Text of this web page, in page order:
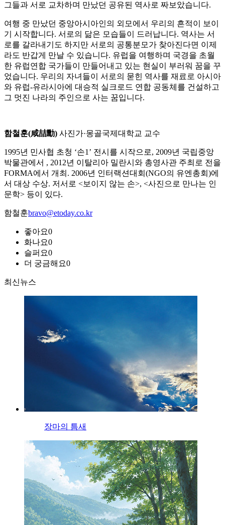
그들과 서로 교차하며 만났던 공유된 역사로 짜보았습니다.
여행 중 만났던 중앙아시아인의 외모에서 우리의 흔적이 보이
기 시작합니다. 서로의 닮은 모습들이 드러납니다. 역사는 서
로를 갈라내기도 하지만 서로의 공통분모가 찾아진다면 이제
라도 반갑게 만날 수 있습니다. 유럽을 여행하며 국경을 초월
한 유럽연합 국가들이 만들어내고 있는 현실이 부러워 꿈을 꾸
었습니다. 우리의 자녀들이 서로의 묻힌 역사를 재료로 아시아
와 유럽-유라시아에 대승적 실크로드 연합 공동체를 건설하고
그 멋진 나라의 주인으로 사는 꿈입니다.
함철훈(咸喆勳) 사진가·몽골국제대학교 교수
1995년 민사협 초청 ‘손1’ 전시를 시작으로, 2009년 국립중앙
박물관에서 , 2012년 이탈리아 밀란시와 총영사관 주최로 전을
FORMA에서 개최. 2006년 인터랙션대회(NGO의 유엔총회)에
서 대상 수상. 저서로 <보이지 않는 손>, <사진으로 만나는 인
문학> 등이 있다.
함철훈bravo@etoday.co.kr
좋아요0
화나요0
슬퍼요0
더 궁금해요0
최신뉴스
장마의 틈새